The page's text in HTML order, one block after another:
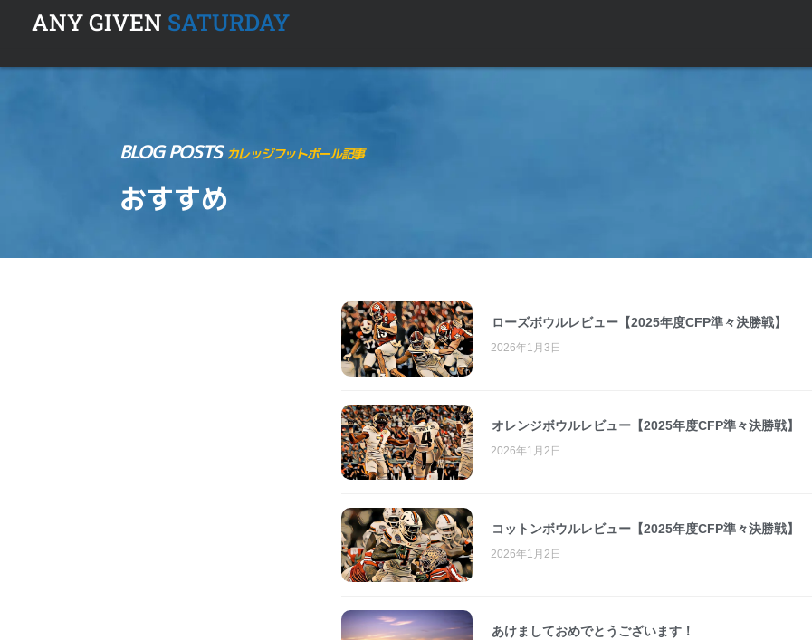
ANY GIVEN SATURDAY
BLOG POSTSカレッジフットボール記事
おすすめ
ローズボウルレビュー【2025年度CFP準々決勝戦】
2026年1月3日
オレンジボウルレビュー【2025年度CFP準々決勝戦】
2026年1月2日
コットンボウルレビュー【2025年度CFP準々決勝戦】
2026年1月2日
あけましておめでとうございます！